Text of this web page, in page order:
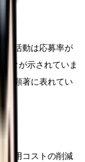
用活動は応募率が
タが示されていま
は顕著に表れてい
採用コストの削減